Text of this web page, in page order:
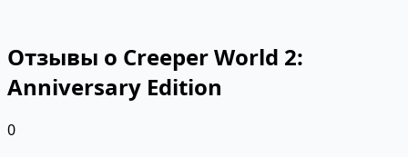
Отзывы о Creeper World 2:
Anniversary Edition
0